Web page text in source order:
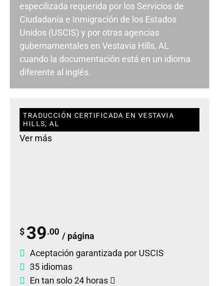
especilizada requerida por los Servicios de
Ciudadanía e Inmigración de los Estados
Unidos (USCIS) y por otras agencias
gubernamentales en Vestavia Hills, AL
cuando la documentación está en un idioma
diferente al inglés.
TRADUCCIÓN CERTIFICADA EN VESTAVIA
HILLS, AL
Ver más
$ 39.00 / página
Aceptación garantizada por USCIS
35 idiomas
En tan solo 24 horas